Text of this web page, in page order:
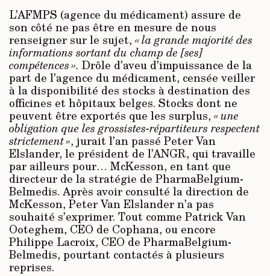
L’AFMPS (agence du médicament) assure de
son côté ne pas être en mesure de nous
renseigner sur le sujet, « la grande majorité des
informations sortant du champ de [ses]
compétences ». Drôle d’aveu d’impuissance de la
part de l’agence du médicament, censée veiller
à la disponibilité des stocks à destination des
officines et hôpitaux belges. Stocks dont ne
peuvent être exportés que les surplus, « une
obligation que les grossistes-répartiteurs respectent
strictement », jurait l’an passé Peter Van
Elslander, le président de l’ANGR, qui travaille
par ailleurs pour… McKesson, en tant que
directeur de la stratégie de PharmaBelgium-
Belmedis. Après avoir consulté la direction de
McKesson, Peter Van Elslander n’a pas
souhaité s’exprimer. Tout comme Patrick Van
Ooteghem, CEO de Cophana, ou encore
Philippe Lacroix, CEO de PharmaBelgium-
Belmedis, pourtant contactés à plusieurs
reprises.